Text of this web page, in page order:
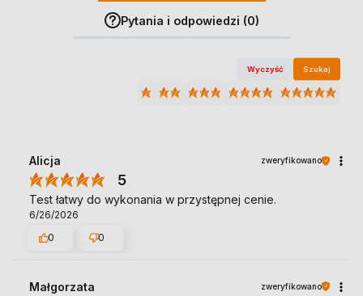
Pytania i odpowiedzi (0)
Wyczyść Szukaj
Alicja zweryfikowano
5
Test łatwy do wykonania w przystępnej cenie.
6/26/2026
0
0
Małgorzata zweryfikowano